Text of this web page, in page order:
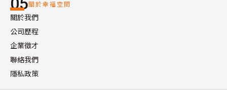
關於幸福空間
關於我們
公司歷程
企業徵才
聯絡我們
隱私政策